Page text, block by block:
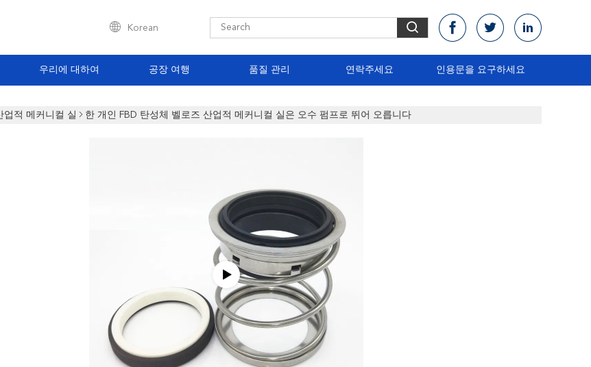
Korean
우리에 대하여 공장 여행 품질 관리 연락주세요 인용문을 요구하세요
업적 메커니컬 실 한 개인 FBD 탄성체 벨로즈 산업적 메커니컬 실은 오수 펌프로 뛰어 오릅니다